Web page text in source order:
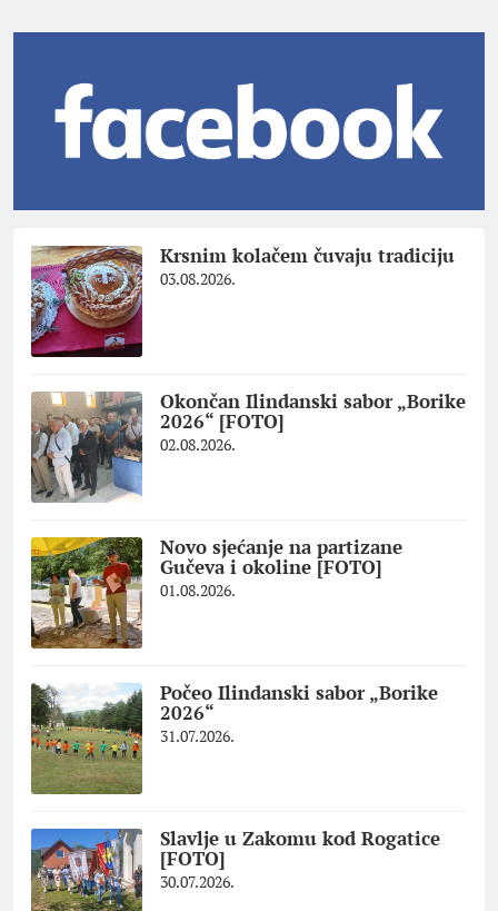
Krsnim kolačem čuvaju tradiciju
03.08.2026.
Okončan Ilindanski sabor „Borike
2026“ [FOTO]
02.08.2026.
Novo sjećanje na partizane
Gučeva i okoline [FOTO]
01.08.2026.
Počeo Ilindanski sabor „Borike
2026“
31.07.2026.
Slavlje u Zakomu kod Rogatice
[FOTO]
30.07.2026.